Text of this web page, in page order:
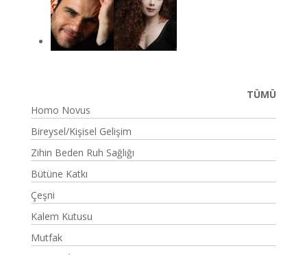
TÜMÜ
Homo Novus
Bireysel/Kişisel Gelişim
Zihin Beden Ruh Sağlığı
Bütüne Katkı
Çeşni
Kalem Kutusu
Mutfak